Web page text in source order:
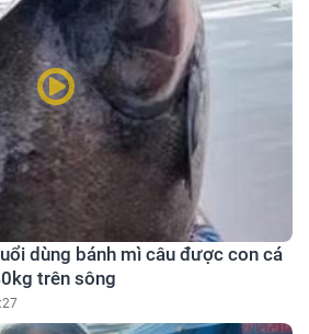
dùng bánh mì câu được con cá
trên sông